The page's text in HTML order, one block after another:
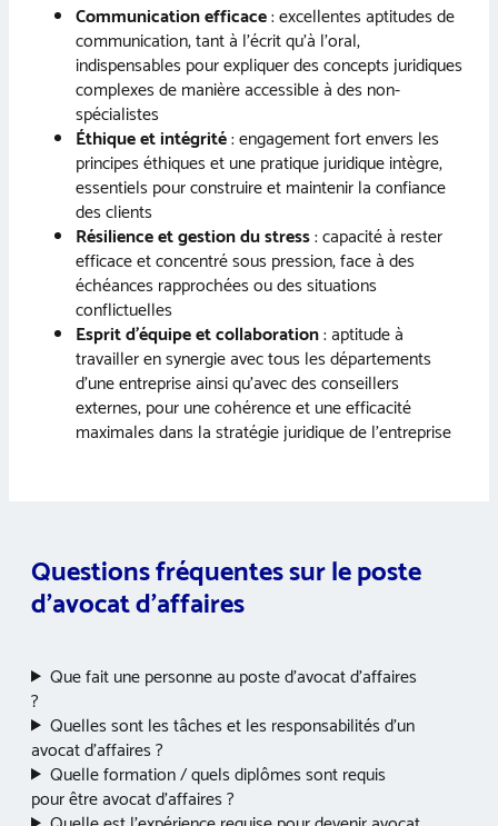
Communication efficace: excellentes aptitudes de
communication, tant à l’écrit qu’à l’oral,
indispensables pour expliquer des concepts juridiques
complexes de manière accessible à des non-
spécialistes
Éthique et intégrité: engagement fort envers les
principes éthiques et une pratique juridique intègre,
essentiels pour construire et maintenir la confiance
des clients
Résilience et gestion du stress: capacité à rester
efficace et concentré sous pression, face à des
échéances rapprochées ou des situations
conflictuelles
Esprit d’équipe et collaboration: aptitude à
travailler en synergie avec tous les départements
d’une entreprise ainsi qu’avec des conseillers
externes, pour une cohérence et une efficacité
maximales dans la stratégie juridique de l’entreprise
Questions fréquentes sur le poste
d’avocat d’affaires
Que fait une personne au poste d’avocat d’affaires
?
Quelles sont les tâches et les responsabilités d’un
avocat d’affaires ?
Quelle formation / quels diplômes sont requis
pour être avocat d’affaires ?